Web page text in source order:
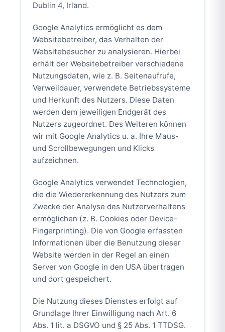
Dublin 4, Irland.
Google Analytics ermöglicht es dem
Websitebetreiber, das Verhalten der
Websitebesucher zu analysieren. Hierbei
erhält der Websitebetreiber verschiedene
Nutzungsdaten, wie z. B. Seitenaufrufe,
Verweildauer, verwendete Betriebssysteme
und Herkunft des Nutzers. Diese Daten
werden dem jeweiligen Endgerät des
Nutzers zugeordnet. Des Weiteren können
wir mit Google Analytics u. a. Ihre Maus-
und Scrollbewegungen und Klicks
aufzeichnen.
Google Analytics verwendet Technologien,
die die Wiedererkennung des Nutzers zum
Zwecke der Analyse des Nutzerverhaltens
ermöglichen (z. B. Cookies oder Device-
Fingerprinting). Die von Google erfassten
Informationen über die Benutzung dieser
Website werden in der Regel an einen
Server von Google in den USA übertragen
und dort gespeichert.
Die Nutzung dieses Dienstes erfolgt auf
Grundlage Ihrer Einwilligung nach Art. 6
Abs. 1 lit. a DSGVO und § 25 Abs. 1 TTDSG.